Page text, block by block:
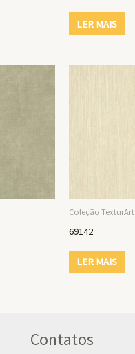
LER MAIS
Coleção TexturArt
69142
LER MAIS
Contatos